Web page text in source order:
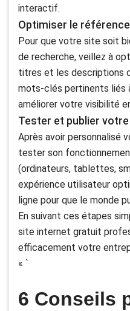
interactif.
Optimiser le
Pour que votre site soit
de recherche, veillez à
titres et les descriptions
mots-clés pertinents liés
améliorer votre visibilité
Tester et publier
Après avoir personnalisé
tester son
(ordinateurs, tablettes,
expérience utilisateur
ligne pour que le monde
En suivant ces étapes
site internet gratuit
efficacement votre
« `
6 Conseils